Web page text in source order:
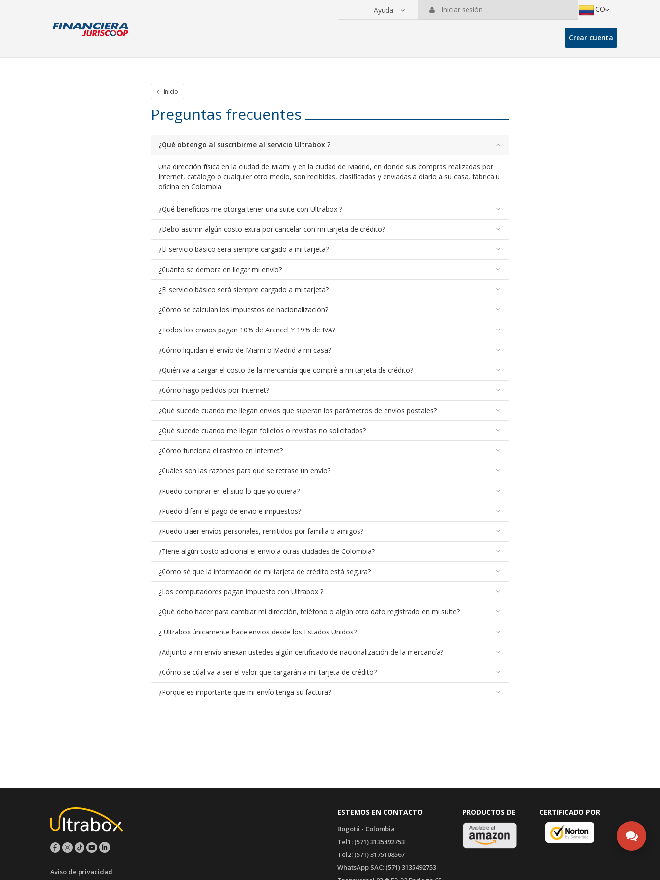
Ayuda Iniciar sesión CO
Crear cuenta
Inicio
Preguntas frecuentes
¿Qué obtengo al suscribirme al servicio Ultrabox ?
Una dirección física en la ciudad de Miami y en la ciudad de Madrid, en donde sus compras realizadas por
Internet, catálogo o cualquier otro medio, son recibidas, clasificadas y enviadas a diario a su casa, fábrica u
oficina en Colombia.
¿Qué beneficios me otorga tener una suite con Ultrabox ?
¿Debo asumir algún costo extra por cancelar con mi tarjeta de crédito?
¿El servicio básico será siempre cargado a mi tarjeta?
¿Cuánto se demora en llegar mi envío?
¿El servicio básico será siempre cargado a mi tarjeta?
¿Cómo se calculan los impuestos de nacionalización?
¿Todos los envios pagan 10% de Arancel Y 19% de IVA?
¿Cómo liquidan el envío de Miami o Madrid a mi casa?
¿Quién va a cargar el costo de la mercancía que compré a mi tarjeta de crédito?
¿Cómo hago pedidos por Internet?
¿Qué sucede cuando me llegan envios que superan los parámetros de envíos postales?
¿Qué sucede cuando me llegan folletos o revistas no solicitados?
¿Cómo funciona el rastreo en Internet?
¿Cuáles son las razones para que se retrase un envío?
¿Puedo comprar en el sitio lo que yo quiera?
¿Puedo diferir el pago de envio e impuestos?
¿Puedo traer envíos personales, remitidos por familia o amigos?
¿Tiene algún costo adicional el envio a otras ciudades de Colombia?
¿Cómo sé que la información de mi tarjeta de crédito está segura?
¿Los computadores pagan impuesto con Ultrabox ?
¿Qué debo hacer para cambiar mi dirección, teléfono o algún otro dato registrado en mi suite?
¿ Ultrabox únicamente hace envios desde los Estados Unidos?
¿Adjunto a mi envío anexan ustedes algún certificado de nacionalización de la mercancía?
¿Cómo se cúal va a ser el valor que cargarán a mi tarjeta de crédito?
¿Porque es importante que mi envío tenga su factura?
Aviso de privacidad
ESTEMOS EN CONTACTO
Bogotá - Colombia
Tel1: (571) 3135492753
Tel2: (571) 3175108567
WhatsApp SAC: (571) 3135492753
PRODUCTOS DE CERTIFICADO POR